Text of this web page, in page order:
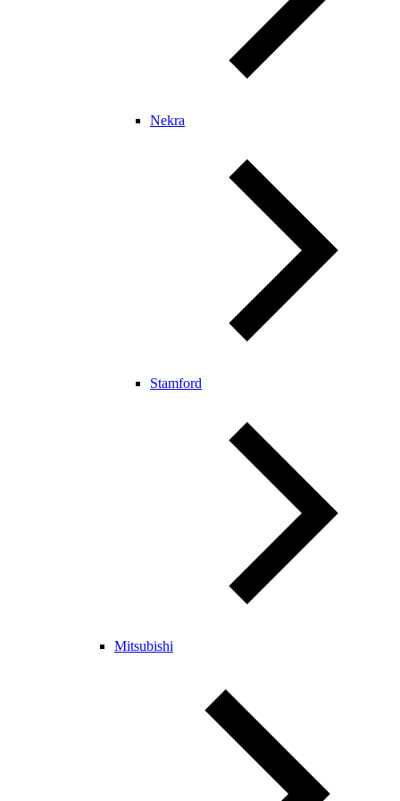
Nekra
Stamford
Mitsubishi